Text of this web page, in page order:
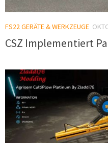
FS22 GERÄTE & WERKZEUGE
CSZ Implementiert